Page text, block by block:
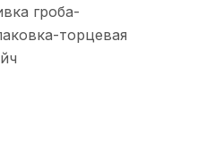
гроба-
торцевая